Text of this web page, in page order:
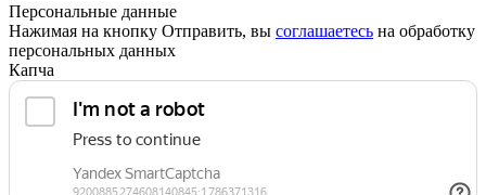
Персональные данные
Нажимая на кнопку Отправить, вы соглашаетесь на обработку
персональных данных
Капча